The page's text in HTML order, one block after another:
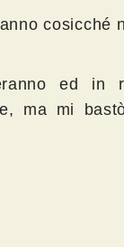
cosicché
ed in
ma mi